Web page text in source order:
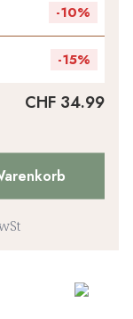
-10%
-15%
CHF 34.99